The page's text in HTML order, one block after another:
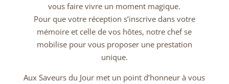
vous faire vivre un moment magique.
Pour que votre réception s’inscrive dans votre
mémoire et celle de vos hôtes, notre chef se
mobilise pour vous proposer une prestation
unique.
Aux Saveurs du Jour met un point d’honneur à vous